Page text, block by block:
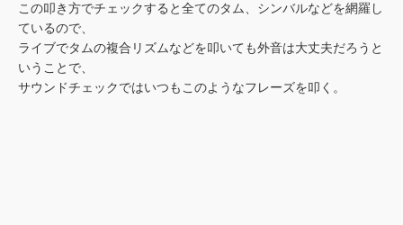
この叩き方でチェックすると全てのタム、シンバルなどを網羅し
ているので、
ライブでタムの複合リズムなどを叩いても外音は大丈夫だろうと
いうことで、
サウンドチェックではいつもこのようなフレーズを叩く。